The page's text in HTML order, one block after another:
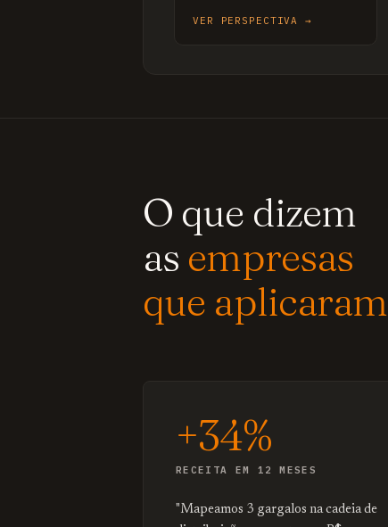
VER PERSPECTIVA →
O que dizem
as empresas
que aplicaram
+34%
RECEITA EM 12 MESES
"Mapeamos 3 gargalos na cadeia de